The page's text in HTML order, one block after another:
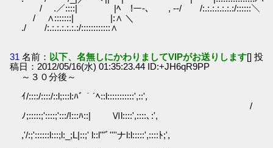
/ .／::::| |ﾍ !ー-､ , -‐/ /:.:.:.:.:.:.:/::::::＼
/ ∧:::::::| |:∧ ＼
./ /:.:.:.:.:.:.:/::::::::::::∧
31 名前： 以下、名無しにかわりましてVIPがお送りします[] 投
稿日：2012/05/16(水) 01:35:23.44 ID:+JH6qR9PP
～３０分後～
ｲ/::::/::::/::l;:::l:ﾊﾞ｀´ﾍ::l:::::::::::',::',
/
ﾉ;:::::;'::::;':::/!:::ﾊ::| Ⅵl::::',::::､:',
,'/:;'::::::l:::;l:_;L|::;' l::l'"ﾞ''''ナl:l:::::',::::ﾄ;',